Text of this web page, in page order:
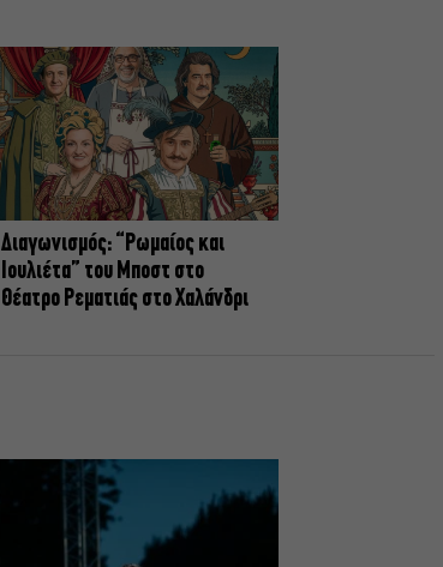
Διαγωνισμός: “Ρωμαίος και
Ιουλιέτα” του Μποστ στο
Θέατρο Ρεματιάς στο Χαλάνδρι